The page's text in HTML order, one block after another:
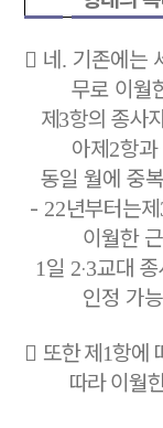
 네 . 기존에는
무로 이월
제3항의 종사
아제 2항과
동일 월에 중
- 22년부터는제
이월한
1 일 2‧3교대
인정 가
 또한제 1항에
따라 이월